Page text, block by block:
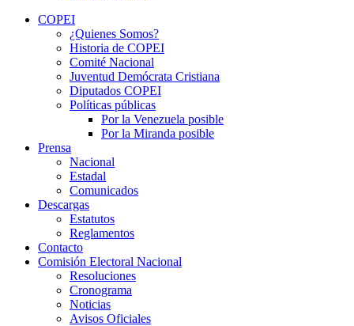
COPEI
¿Quienes Somos?
Historia de COPEI
Comité Nacional
Juventud Demócrata Cristiana
Diputados COPEI
Políticas públicas
Por la Venezuela posible
Por la Miranda posible
Prensa
Nacional
Estadal
Comunicados
Descargas
Estatutos
Reglamentos
Contacto
Comisión Electoral Nacional
Resoluciones
Cronograma
Noticias
Avisos Oficiales